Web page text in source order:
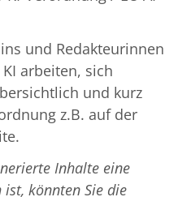
und Redakteurinnen
arbeiten, sich
und kurz
z.B. auf der
Inhalte eine
könnten Sie die